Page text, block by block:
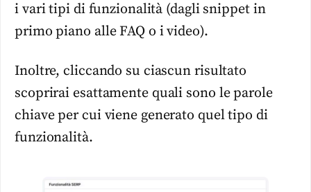
i vari tipi di funzionalità (dagli snippet in
primo piano alle FAQ o i video).
Inoltre, cliccando su ciascun risultato
scoprirai esattamente quali sono le parole
chiave per cui viene generato quel tipo di
funzionalità.